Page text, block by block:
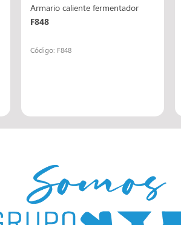
Armario caliente fermentador
F848
Código: F848